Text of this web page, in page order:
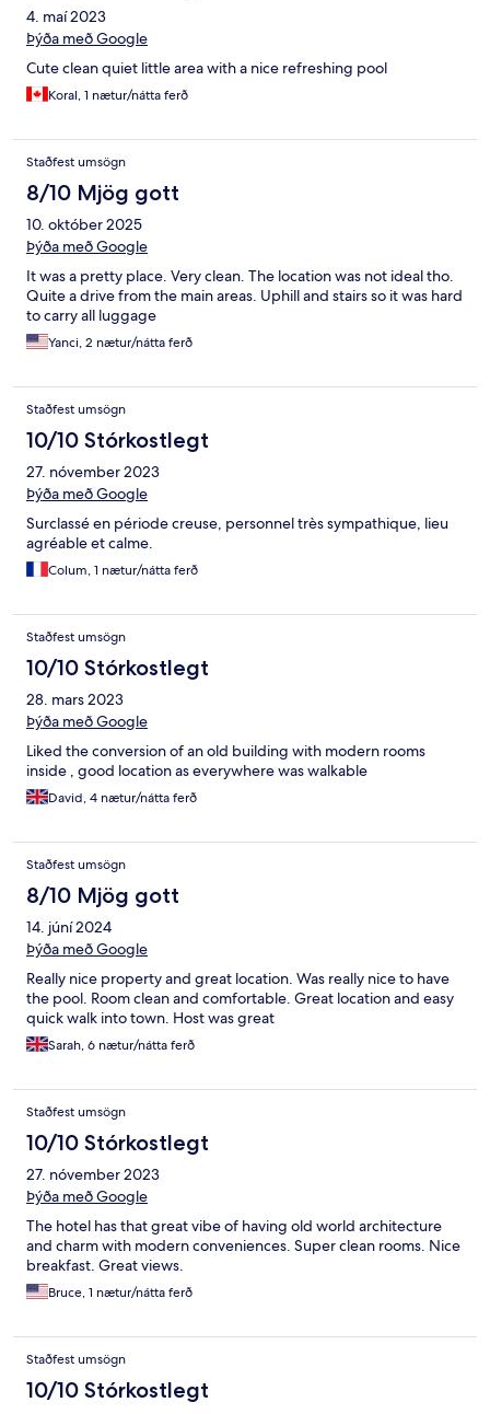
4. maí 2023
Þýða með Google
Cute clean quiet little area with a nice refreshing pool
Koral, 1 nætur/nátta ferð
Staðfest umsögn
8/10 Mjög gott
10. október 2025
Þýða með Google
It was a pretty place. Very clean. The location was not ideal tho.
Quite a drive from the main areas. Uphill and stairs so it was hard
to carry all luggage
Yanci, 2 nætur/nátta ferð
Staðfest umsögn
10/10 Stórkostlegt
27. nóvember 2023
Þýða með Google
Surclassé en période creuse, personnel très sympathique, lieu
agréable et calme.
Colum, 1 nætur/nátta ferð
Staðfest umsögn
10/10 Stórkostlegt
28. mars 2023
Þýða með Google
Liked the conversion of an old building with modern rooms
inside , good location as everywhere was walkable
David, 4 nætur/nátta ferð
Staðfest umsögn
8/10 Mjög gott
14. júní 2024
Þýða með Google
Really nice property and great location. Was really nice to have
the pool. Room clean and comfortable. Great location and easy
quick walk into town. Host was great
Sarah, 6 nætur/nátta ferð
Staðfest umsögn
10/10 Stórkostlegt
27. nóvember 2023
Þýða með Google
The hotel has that great vibe of having old world architecture
and charm with modern conveniences. Super clean rooms. Nice
breakfast. Great views.
Bruce, 1 nætur/nátta ferð
Staðfest umsögn
10/10 Stórkostlegt